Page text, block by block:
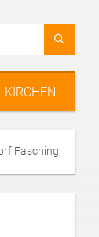
KIRCHEN